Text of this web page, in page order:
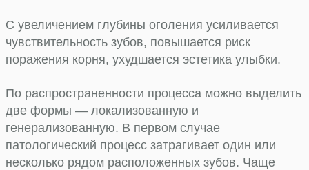
С увеличением глубины оголения усиливается
чувствительность зубов, повышается риск
поражения корня, ухудшается эстетика улыбки.
По распространенности процесса можно выделить
две формы — локализованную и
генерализованную. В первом случае
патологический процесс затрагивает один или
несколько рядом расположенных зубов. Чаще